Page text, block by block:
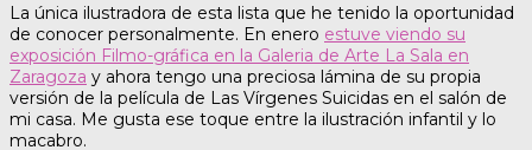
La única ilustradora de esta lista que he tenido la oportunidad
de conocer personalmente. En enero estuve viendo su
exposición Filmo-gráfica en la Galeria de Arte La Sala en
Zaragoza y ahora tengo una preciosa lámina de su propia
versión de la película de Las Vírgenes Suicidas en el salón de
mi casa. Me gusta ese toque entre la ilustración infantil y lo
macabro.